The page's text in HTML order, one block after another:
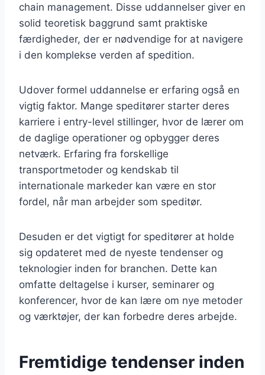
chain management. Disse uddannelser giver en
solid teoretisk baggrund samt praktiske
færdigheder, der er nødvendige for at navigere
i den komplekse verden af spedition.
Udover formel uddannelse er erfaring også en
vigtig faktor. Mange speditører starter deres
karriere i entry-level stillinger, hvor de lærer om
de daglige operationer og opbygger deres
netværk. Erfaring fra forskellige
transportmetoder og kendskab til
internationale markeder kan være en stor
fordel, når man arbejder som speditør.
Desuden er det vigtigt for speditører at holde
sig opdateret med de nyeste tendenser og
teknologier inden for branchen. Dette kan
omfatte deltagelse i kurser, seminarer og
konferencer, hvor de kan lære om nye metoder
og værktøjer, der kan forbedre deres arbejde.
Fremtidige tendenser inden